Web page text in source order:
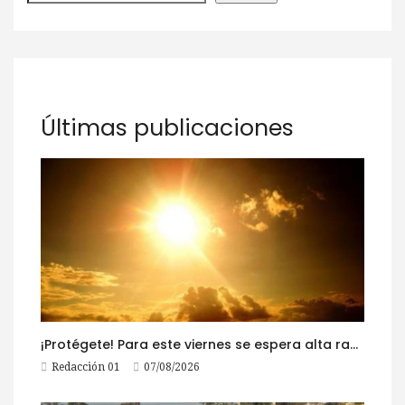
Últimas publicaciones
¡Protégete! Para este viernes se espera alta radiación solar
Redacción 01 07/08/2026